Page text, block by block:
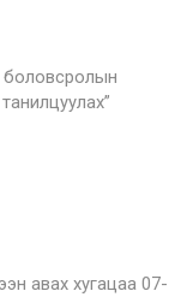
боловсролын
танилцуулах”
авах хугацаа 07-